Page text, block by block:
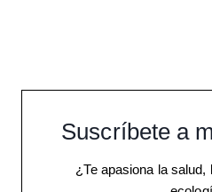
Suscríbete a
¿Te apasiona la